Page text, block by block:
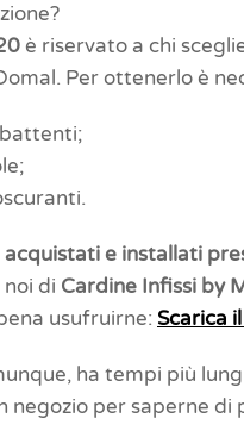
è riservato a chi
Per ottenerlo è
acquistati e installati
noi di Cardine Infissi by
usufruirne: Scarica
ha tempi più
per saperne di